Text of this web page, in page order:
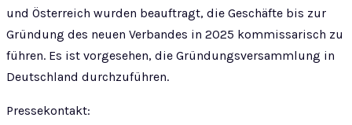
und Österreich wurden beauftragt, die Geschäfte bis zur
Gründung des neuen Verbandes in 2025 kommissarisch zu
führen. Es ist vorgesehen, die Gründungsversammlung in
Deutschland durchzuführen.
Pressekontakt: